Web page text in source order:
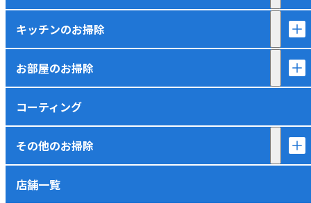
キッチンのお掃除
お部屋のお掃除
コーティング
その他のお掃除
店舗一覧